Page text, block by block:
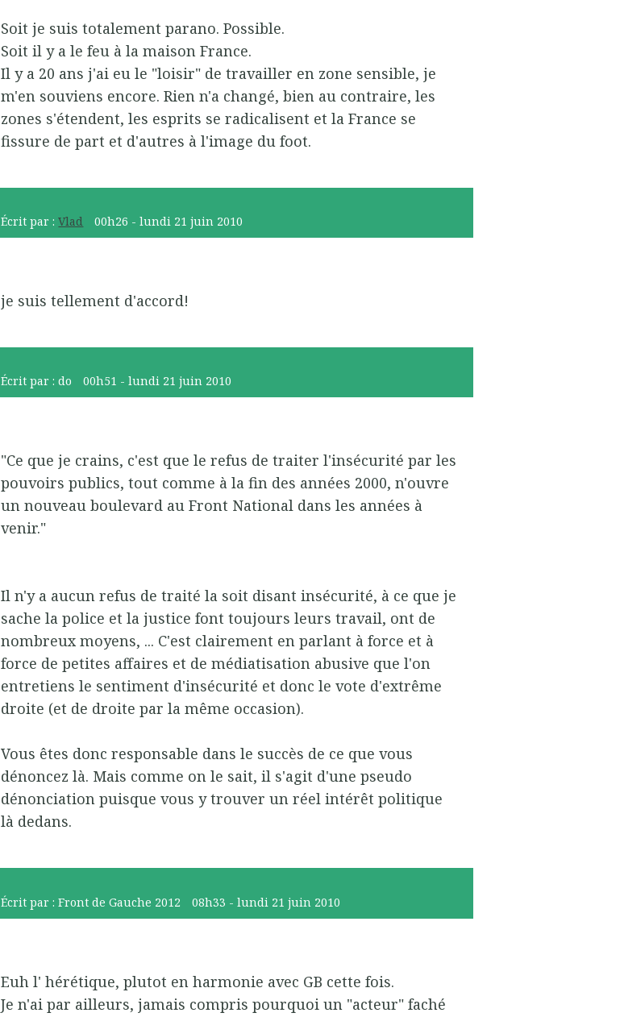
Soit je suis totalement parano. Possible.
Soit il y a le feu à la maison France.
Il y a 20 ans j'ai eu le "loisir" de travailler en zone sensible, je
m'en souviens encore. Rien n'a changé, bien au contraire, les
zones s'étendent, les esprits se radicalisent et la France se
fissure de part et d'autres à l'image du foot.
Écrit par :Vlad 00h26 -lundi 21 juin 2010
je suis tellement d'accord!
Écrit par :do 00h51 -lundi 21 juin 2010
"Ce que je crains, c'est que le refus de traiter l'insécurité par les
pouvoirs publics, tout comme à la fin des années 2000, n'ouvre
un nouveau boulevard au Front National dans les années à
venir."
Il n'y a aucun refus de traité la soit disant insécurité, à ce que je
sache la police et la justice font toujours leurs travail, ont de
nombreux moyens, ... C'est clairement en parlant à force et à
force de petites affaires et de médiatisation abusive que l'on
entretiens le sentiment d'insécurité et donc le vote d'extrême
droite (et de droite par la même occasion).
Vous êtes donc responsable dans le succès de ce que vous
dénoncez là. Mais comme on le sait, il s'agit d'une pseudo
dénonciation puisque vous y trouver un réel intérêt politique
là dedans.
Écrit par :Front de Gauche 2012 08h33 -lundi 21 juin 2010
Euh l' hérétique, plutot en harmonie avec GB cette fois.
Je n'ai par ailleurs, jamais compris pourquoi un "acteur" faché